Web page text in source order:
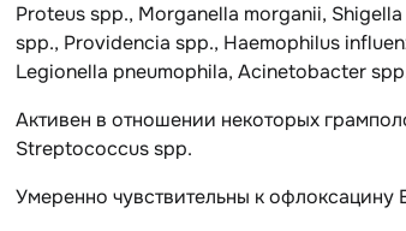
Proteus spp., Morganella morganii,
spp., Providencia spp., Haemophilus
Legionella pneumophila, Acinetobacter
Активен в отношении некоторых
Streptococcus spp.
Умеренно чувствительны к офлоксацину